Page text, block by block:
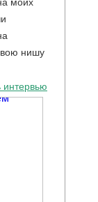
нишу
интервью